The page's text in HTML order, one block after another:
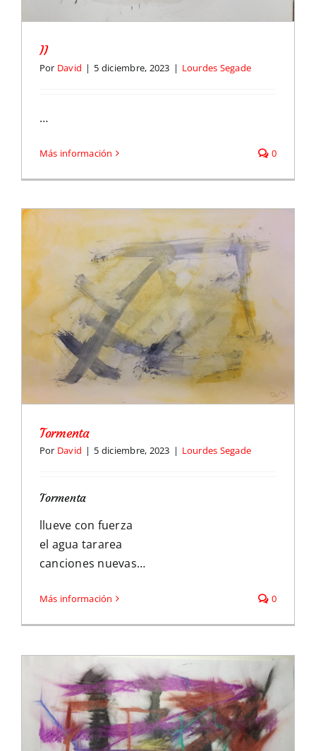
II
Por David | 5 diciembre, 2023 | Lourdes Segade
…
Más información 0
Tormenta
Por David | 5 diciembre, 2023 | Lourdes Segade
Tormenta
llueve con fuerza
el agua tararea
canciones nuevas…
Más información 0